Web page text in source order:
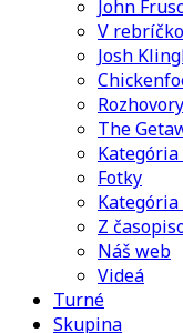
John
V
Josh
Rozhovory
The
Kategória
Fotky
Z
Náš web
Videá
Turné
Skupina